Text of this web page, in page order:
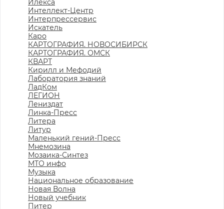
Илекса
Интеллект-Центр
Интерпрессервис
Искатель
Каро
КАРТОГРАФИЯ. НОВОСИБИРСК
КАРТОГРАФИЯ. ОМСК
КВАРТ
Кирилл и Мефодий
Лаборатория знаний
ЛадКом
ЛЕГИОН
Лениздат
Линка-Пресс
Литера
Литур
Маленький гений-Пресс
Мнемозина
Мозаика-Синтез
МТО инфо
Музыка
Национальное образование
Новая Волна
Новый учебник
Питер